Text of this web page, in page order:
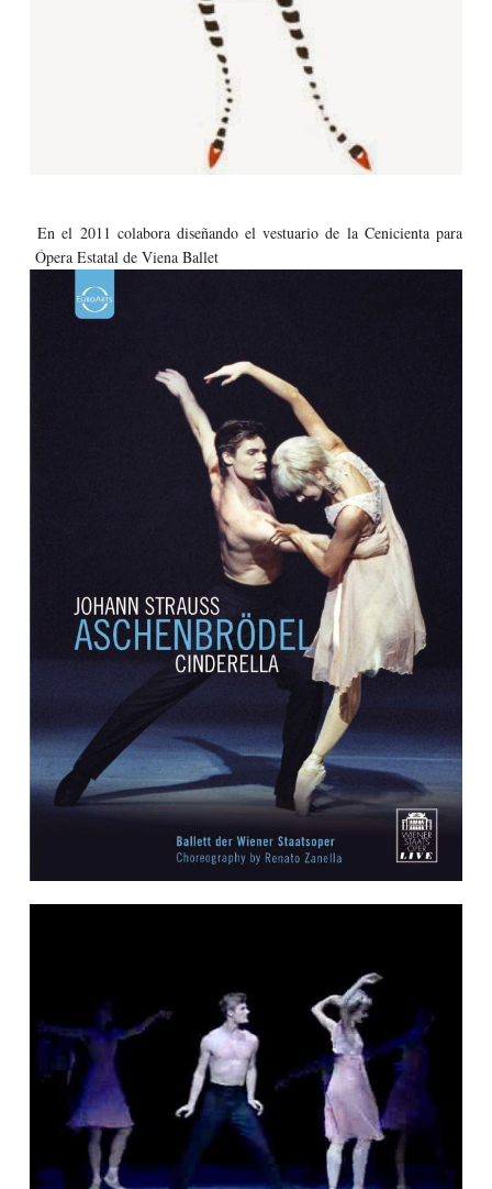
En el 2011 colabora diseñando el vestuario de la Cenicienta para
Ópera Estatal de Viena Ballet